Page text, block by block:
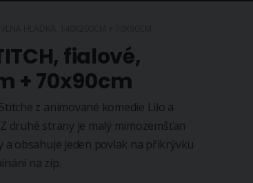
fialové,
+ 70x90cm
z animované komedie Lilo a
druhé strany je malý mimozemšťan
a obsahuje jeden povlak na přikrývku
na zip.